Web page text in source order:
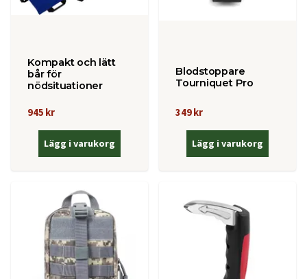
Kompakt och lätt
bår för
nödsituationer
945 kr
Lägg i varukorg
Blodstoppare
Tourniquet Pro
349 kr
Lägg i varukorg